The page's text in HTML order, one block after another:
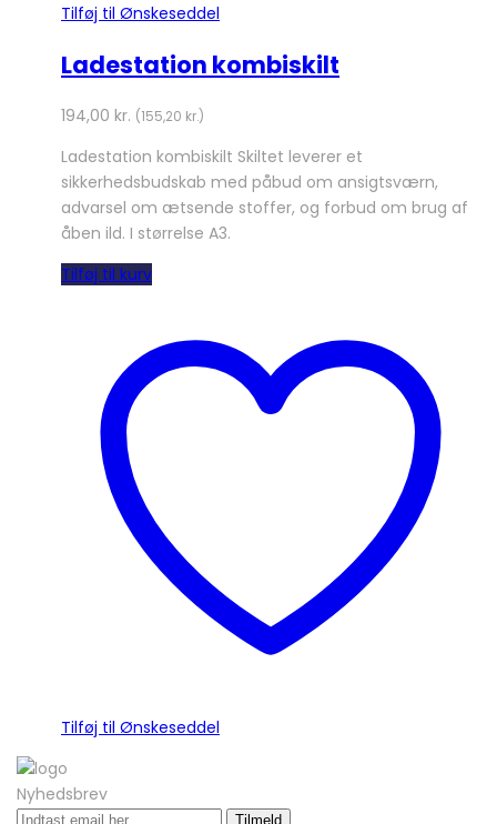
Tilføj til Ønskeseddel
Ladestation kombiskilt
194,00 kr. (155,20 kr.)
Ladestation kombiskilt Skiltet leverer et
sikkerhedsbudskab med påbud om ansigtsværn,
advarsel om ætsende stoffer, og forbud om brug af
åben ild. I størrelse A3.
Tilføj til kurv
Tilføj til Ønskeseddel
Nyhedsbrev